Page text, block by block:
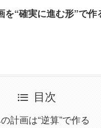
を“確実に進む形”で作
目次
計画は“逆算”で作る